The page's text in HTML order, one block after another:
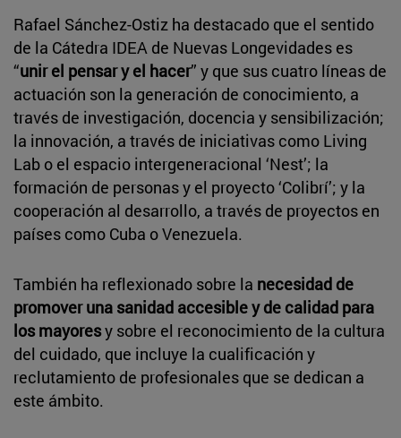
Rafael Sánchez-Ostiz ha destacado que el sentido
de la Cátedra IDEA de Nuevas Longevidades es
“unir el pensar y el hacer” y que sus cuatro líneas de
actuación son la generación de conocimiento, a
través de investigación, docencia y sensibilización;
la innovación, a través de iniciativas como Living
Lab o el espacio intergeneracional ‘Nest’; la
formación de personas y el proyecto ‘Colibrí’; y la
cooperación al desarrollo, a través de proyectos en
países como Cuba o Venezuela.
También ha reflexionado sobre la necesidad de
promover una sanidad accesible y de calidad para
los mayoresy sobre el reconocimiento de la cultura
del cuidado, que incluye la cualificación y
reclutamiento de profesionales que se dedican a
este ámbito.